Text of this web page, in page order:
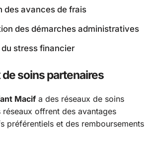
des avances de frais
des démarches administratives
stress financier
soins partenaires
Macif a des réseaux de soins
réseaux offrent des avantages
préférentiels et des remboursements